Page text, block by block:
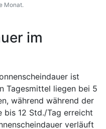
Monat.
im
ist
Tagesmittel liegen bei 5
während während der
bis 12 Std./Tag erreicht
verläuft